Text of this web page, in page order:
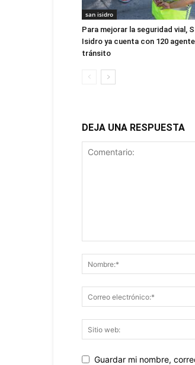
san isidro
Para mejorar la seguridad vial,
Isidro ya cuenta con 120
tránsito
DEJA UNA RESPUESTA
Guardar mi nombre,